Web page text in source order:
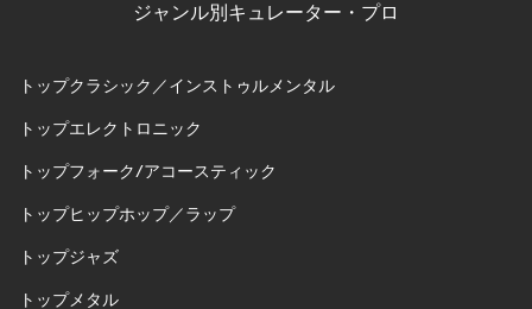
ジャンル別キュレーター・プロ
トップクラシック／インストゥルメンタル
トップエレクトロニック
トップフォーク/アコースティック
トップヒップホップ／ラップ
トップジャズ
トップメタル